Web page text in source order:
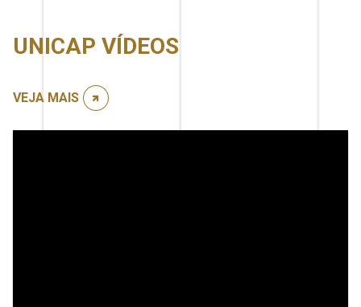
UNICAP VÍDEOS
VEJA MAIS